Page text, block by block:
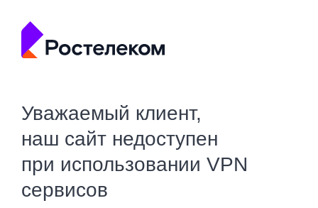
Уважаемый клиент,
наш сайт недоступен
при использовании VPN
сервисов